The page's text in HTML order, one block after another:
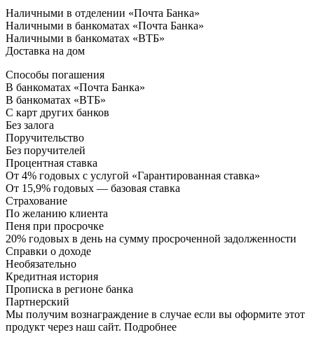
Наличными в отделении «Почта Банка»
Наличными в банкоматах «Почта Банка»
Наличными в банкоматах «ВТБ»
Доставка на дом
Способы погашения
В банкоматах «Почта Банка»
В банкоматах «ВТБ»
С карт других банков
Без залога
Поручительство
Без поручителей
Процентная ставка
От 4% годовых с услугой «Гарантированная ставка»
От 15,9% годовых — базовая ставка
Страхование
По желанию клиента
Пеня при просрочке
20% годовых в день на сумму просроченной задолженности
Справки о доходе
Необязательно
Кредитная история
Прописка в регионе банка
Партнерский
Мы получим вознаграждение в случае если вы оформите этот
продукт через наш сайт. Подробнее